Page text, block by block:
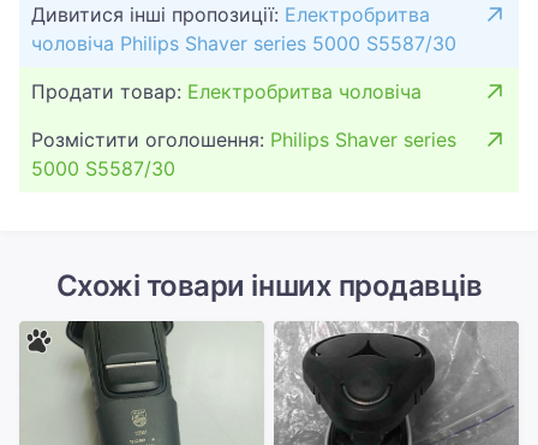
Дивитися інші пропозиції: Електробритва
чоловіча Philips Shaver series 5000 S5587/30
Продати товар: Електробритва чоловіча
Розмістити оголошення: Philips Shaver series
5000 S5587/30
Схожі товари інших продавців